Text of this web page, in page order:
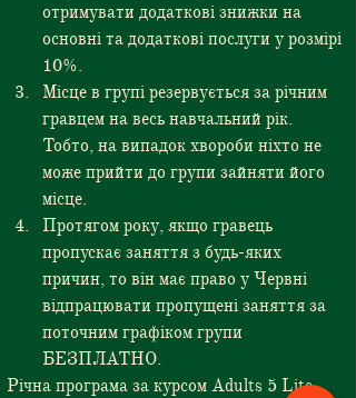
отримувати додаткові знижки на
основні та додаткові послуги у розмірі
10%.
Місце в групі резервується за річним
гравцем на весь навчальний рік.
Тобто, на випадок хвороби ніхто не
може прийти до групи зайняти його
місце.
Протягом року, якщо гравець
пропускає заняття з будь-яких
причин, то він має право у Червні
відпрацювати пропущені заняття за
поточним графіком групи
БЕЗПЛАТНО.
Річна програма за курсом Adults 5 Lite